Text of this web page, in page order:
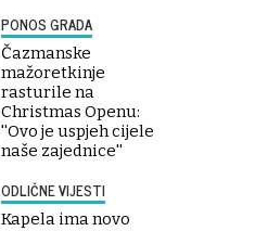
PONOS GRADA
Čazmanske
mažoretkinje
rasturile na
Christmas Openu:
''Ovo je uspjeh cijele
naše zajednice''
ODLIČNE VIJESTI
Kapela ima novo